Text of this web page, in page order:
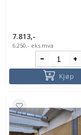
7.813,-
6.250,- eks.mva
Kjøp